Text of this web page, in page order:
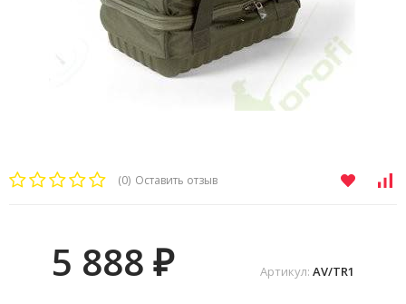
(0) Оставить отзыв
Артикул: AV/TR1
5 888 ₽